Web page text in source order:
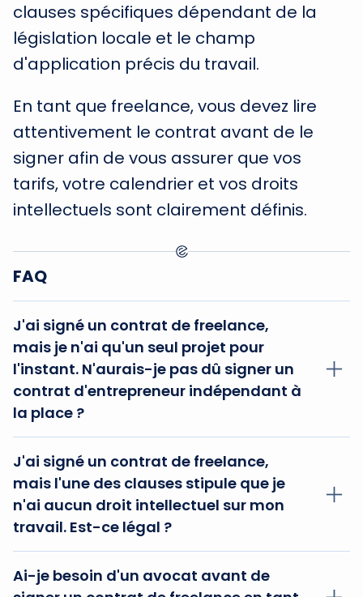
clauses spécifiques dépendant de la
législation locale et le champ
d'application précis du travail.
En tant que freelance, vous devez lire
attentivement le contrat avant de le
signer afin de vous assurer que vos
tarifs, votre calendrier et vos droits
intellectuels sont clairement définis.
FAQ
J'ai signé un contrat de freelance,
mais je n'ai qu'un seul projet pour
l'instant. N'aurais-je pas dû signer un
contrat d'entrepreneur indépendant à
la place ?
la possibilité d'obtenir d'autres projets par la
suite, car il s'agit d'une collaboration
ouverte/continue avec le client.
J'ai signé un contrat de freelance,
mais l'une des clauses stipule que je
n'ai aucun droit intellectuel sur mon
travail. Est-ce légal ?
souhaite accorder ou non ces droits au
Ai-je besoin d'un avocat avant de